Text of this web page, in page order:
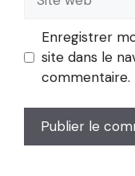
web
Enregistrer
site dans le
commentaire.